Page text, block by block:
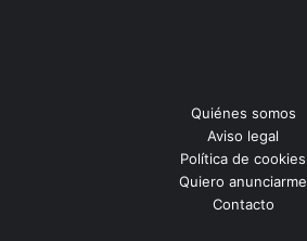
Quiénes somos
Aviso legal
Política de cookies
Quiero anunciarme
Contacto